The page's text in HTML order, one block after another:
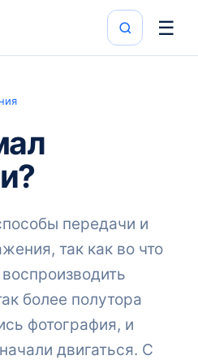
☰
передачи и
так как во что
более полутора
фотография, и
двигаться. С